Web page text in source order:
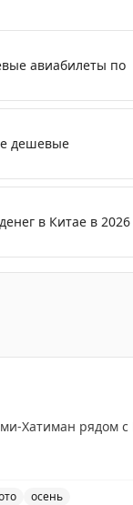
авиабилеты по
дешевые
в Китае в 2026
Хатиман рядом с
осень